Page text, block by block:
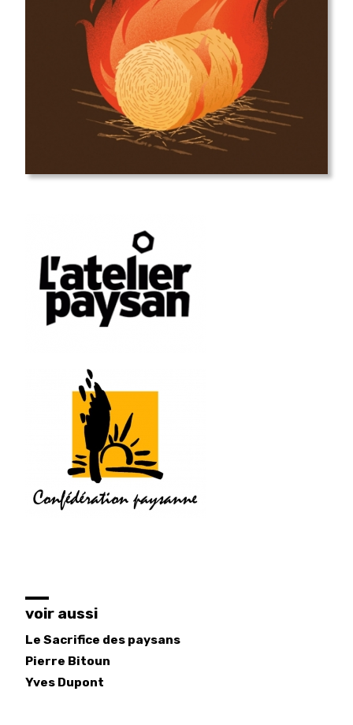
voir aussi
Le Sacrifice des paysans
Pierre Bitoun
Yves Dupont